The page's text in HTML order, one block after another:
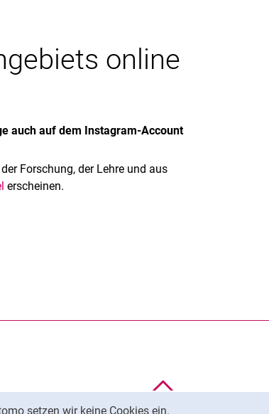
setzen wir keine Cookies ein.
online
auch auf dem Instagram-Account
Forschung, der Lehre und aus
erscheinen.
neues Fenster)
Link, öffnet neues Fenster)